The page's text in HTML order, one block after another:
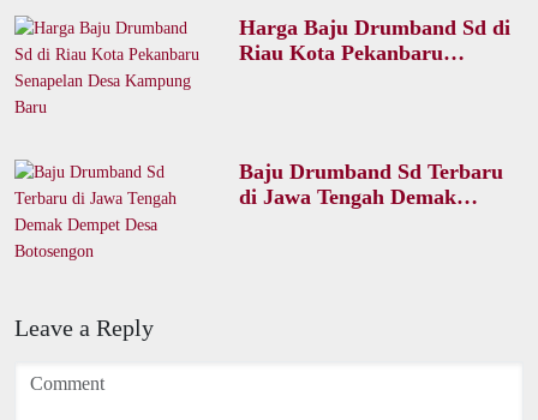
Harga Baju Drumband Sd di
Riau Kota Pekanbaru
Baju Drumband Sd Terbaru
di Jawa Tengah Demak
Leave a Reply